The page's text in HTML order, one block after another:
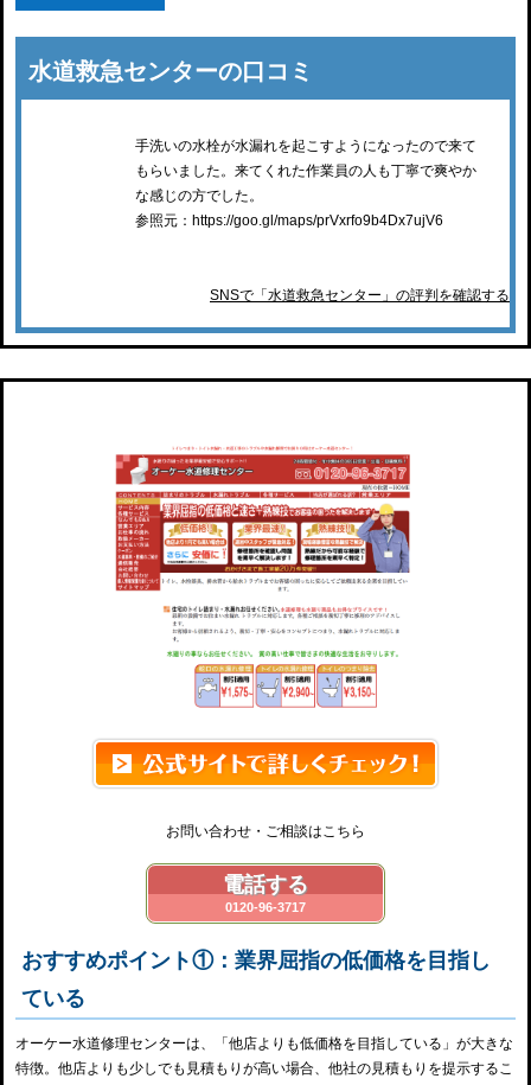
水道救急センターの口コミ
手洗いの水栓が水漏れを起こすようになったので来て
もらいました。来てくれた作業員の人も丁寧で爽やか
な感じの方でした。
参照元：https://goo.gl/maps/prVxrfo9b4Dx7ujV6
SNSで「水道救急センター」の評判を確認する
お問い合わせ・ご相談はこちら
電話する
0120-96-3717
おすすめポイント①：業界屈指の低価格を目指し
ている
オーケー水道修理センターは、「他店よりも低価格を目指している」が大きな
特徴。他店よりも少しでも見積もりが高い場合、他社の見積もりを提示するこ